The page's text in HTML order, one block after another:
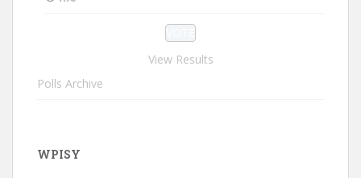
View Results
Polls Archive
WPISY